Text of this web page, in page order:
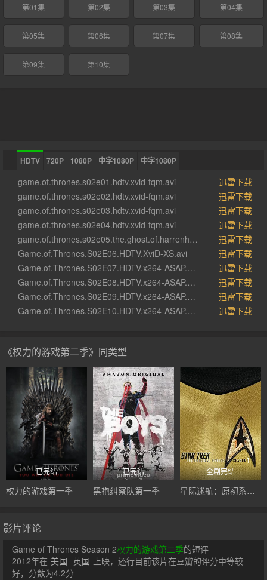
第01集 第02集 第03集 第04集
第05集 第06集 第07集 第08集
第09集 第10集
HDTV 720P 1080P 中字1080P 中字1080P
game.of.thrones.s02e01.hdtv.xvid-fqm.avi
迅雷下载
game.of.thrones.s02e02.hdtv.xvid-fqm.avi
迅雷下载
game.of.thrones.s02e03.hdtv.xvid-fqm.avi
迅雷下载
game.of.thrones.s02e04.hdtv.xvid-fqm.avi
迅雷下载
game.of.thrones.s02e05.the.ghost.of.harrenhal.hdtv.xvid-2hd.avi
迅雷下载
Game.of.Thrones.S02E06.HDTV.XviD-XS.avi
迅雷下载
Game.of.Thrones.S02E07.HDTV.x264-ASAP.mp4
迅雷下载
Game.of.Thrones.S02E08.HDTV.x264-ASAP.mp4
迅雷下载
Game.of.Thrones.S02E09.HDTV.x264-ASAP.mp4
迅雷下载
Game.of.Thrones.S02E10.HDTV.x264-ASAP.mp4
迅雷下载
《权力的游戏第二季》同类型
已完结
权力的游戏第一季
已完结
黑袍纠察队第一季
全剧完结
星际迷航：原初系列第一季
影片评论
Game of Thrones Season 2权力的游戏第二季的短评
2012年在 美国 英国 上映，还行目前该片在豆瓣的评分中等较
好，分数为4.2分